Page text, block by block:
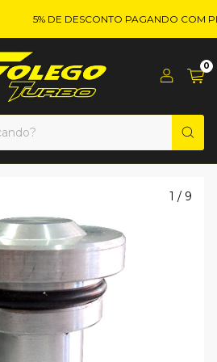
5% DE DESCONTO PAGANDO COM PIX!
0
1 / 9